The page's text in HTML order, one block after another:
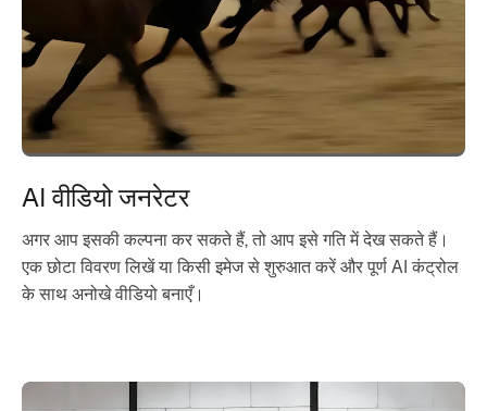
AI वीडियो जनरेटर
अगर आप इसकी कल्पना कर सकते हैं, तो आप इसे गति में देख सकते हैं।
एक छोटा विवरण लिखें या किसी इमेज से शुरुआत करें और पूर्ण AI कंट्रोल
के साथ अनोखे वीडियो बनाएँ।